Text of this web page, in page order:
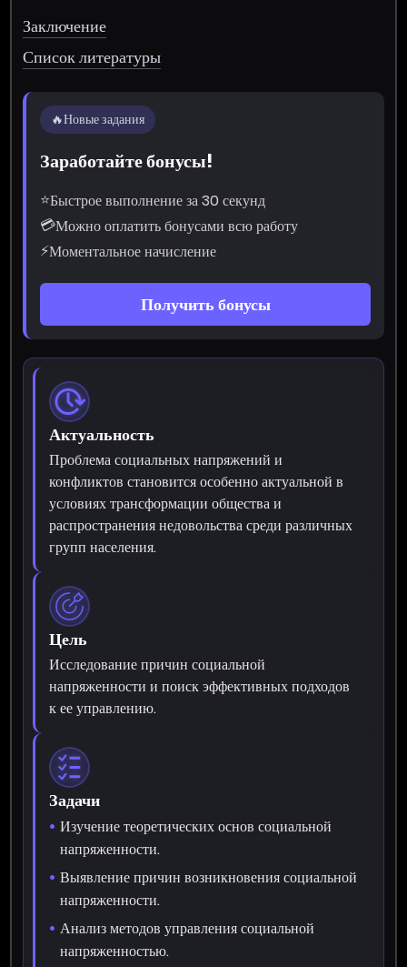
Заключение
Список литературы
🔥Новые задания
Заработайте бонусы!
⭐Быстрое выполнение за 30 секунд
💳Можно оплатить бонусами всю работу
⚡Моментальное начисление
Получить бонусы
Актуальность
Проблема социальных напряжений и
конфликтов становится особенно актуальной в
условиях трансформации общества и
распространения недовольства среди различных
групп населения.
Цель
Исследование причин социальной
напряженности и поиск эффективных подходов
к ее управлению.
Задачи
Изучение теоретических основ социальной
напряженности.
Выявление причин возникновения социальной
напряженности.
Анализ методов управления социальной
напряженностью.